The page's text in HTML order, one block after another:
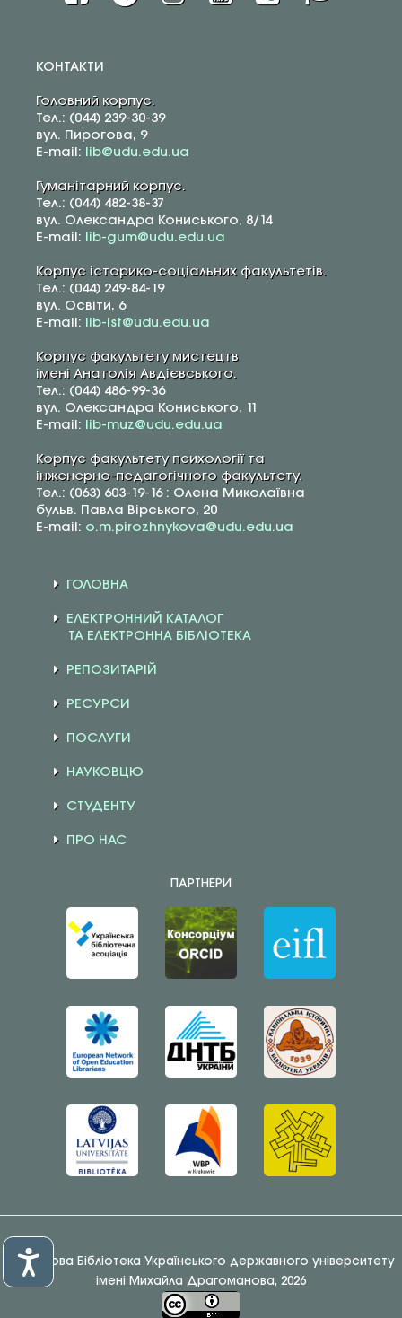
КОНТАКТИ
Головний корпус.
Тел.: (044) 239-30-39
вул. Пирогова, 9
E-mail:
lib@udu.edu.ua
Гуманітарний корпус.
Тел.: (044) 482-38-37
вул. Олександра Кониського, 8/14
E-mail:
lib-gum@udu.edu.ua
Корпус історико-соціальних факультетів.
Тел.: (044) 249-84-19
вул. Освіти, 6
E-mail:
lib-ist@udu.edu.ua
Корпус факультету мистецтв
імені Анатолія Авдієвського.
Тел.: (044) 486-99-36
вул. Олександра Кониського, 11
E-mail:
lib-muz@udu.edu.ua
Корпус факультету психології та
інженерно-педагогічного факультету.
Тел.: (063) 603-19-16 : Олена Миколаївна
бульв. Павла Вірського, 20
E-mail: o.m.pirozhnykova@udu.edu.ua
ГОЛОВНА
ЕЛЕКТРОННИЙ КАТАЛОГ
ТА ЕЛЕКТРОННА БІБЛІОТЕКА
РЕПОЗИТАРІЙ
РЕСУРСИ
ПОСЛУГИ
НАУКОВЦЮ
СТУДЕНТУ
ПРО НАС
ПАРТНЕРИ
© Наукова Бібліотека Українського державного університету
імені Михайла Драгоманова, 2026